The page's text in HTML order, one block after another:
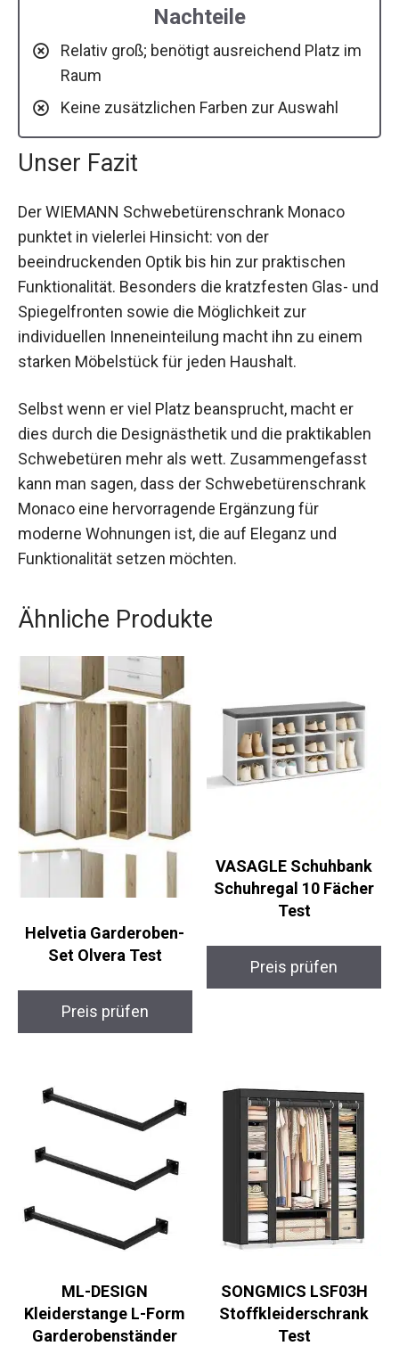
Nachteile
Relativ groß; benötigt ausreichend Platz im
Raum
Keine zusätzlichen Farben zur Auswahl
Unser Fazit
Der WIEMANN Schwebetürenschrank Monaco
punktet in vielerlei Hinsicht: von der
beeindruckenden Optik bis hin zur praktischen
Funktionalität. Besonders die kratzfesten Glas- und
Spiegelfronten sowie die Möglichkeit zur
individuellen Inneneinteilung macht ihn zu einem
starken Möbelstück für jeden Haushalt.
Selbst wenn er viel Platz beansprucht, macht er
dies durch die Designästhetik und die praktikablen
Schwebetüren mehr als wett. Zusammengefasst
kann man sagen, dass der Schwebetürenschrank
Monaco eine hervorragende Ergänzung für
moderne Wohnungen ist, die auf Eleganz und
Funktionalität setzen möchten.
Ähnliche Produkte
Helvetia Garderoben-
Set Olvera Test
Preis prüfen
VASAGLE Schuhbank
Schuhregal 10 Fächer
Test
Preis prüfen
ML-DESIGN
Kleiderstange L-Form
Garderobenständer
SONGMICS LSF03H
Stoffkleiderschrank
Test